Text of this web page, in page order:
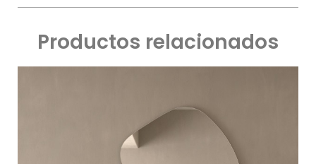
Productos relacionados